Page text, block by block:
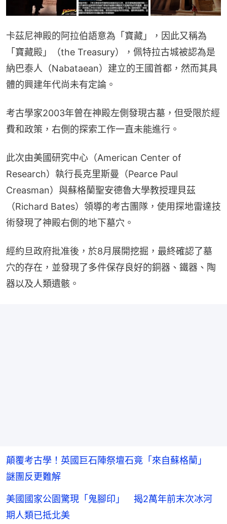
卡茲尼神殿的阿拉伯語意為「寶藏」，因此又稱為
「寶藏殿」（the Treasury），佩特拉古城被認為是
納巴泰人（Nabataean）建立的王國首都，然而其具
體的興建年代尚未有定論。
考古學家2003年曾在神殿左側發現古墓，但受限於經
費和政策，右側的探索工作一直未能進行。
此次由美國研究中心（American Center of
Research）執行長克里斯曼（Pearce Paul
Creasman）與蘇格蘭聖安德魯大學教授理貝茲
（Richard Bates）領導的考古團隊，使用探地雷達技
術發現了神殿右側的地下墓穴。
經約旦政府批准後，於8月展開挖掘，最終確認了墓
穴的存在，並發現了多件保存良好的銅器、鐵器、陶
器以及人類遺骸。
顛覆考古學！英國巨石陣祭壇石竟「來自蘇格蘭」
謎團反更難解
美國國家公園驚現「鬼腳印」 揭2萬年前末次冰河
期人類已抵北美